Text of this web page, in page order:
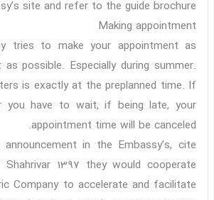
site and refer to the guide brochure.
Making appointment
tries to make your appointment as
possible. Especially during summer.
is exactly at the preplanned time. If
you have to wait, if being late, your
appointment time will be canceled.
in the Embassy’s, cite
1397 they would cooperate
Company to accelerate and facilitate